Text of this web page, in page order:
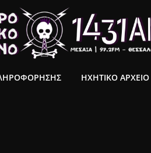
ΗΧΗΤΙΚΟ ΑΡΧΕΙΟ